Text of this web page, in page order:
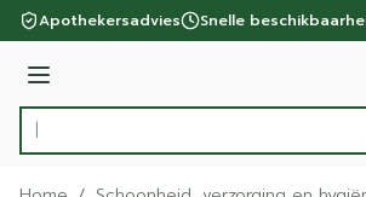
Ga naar de inhoud
Apothekersadvies Snelle
Menu
Product, merk, categorie...